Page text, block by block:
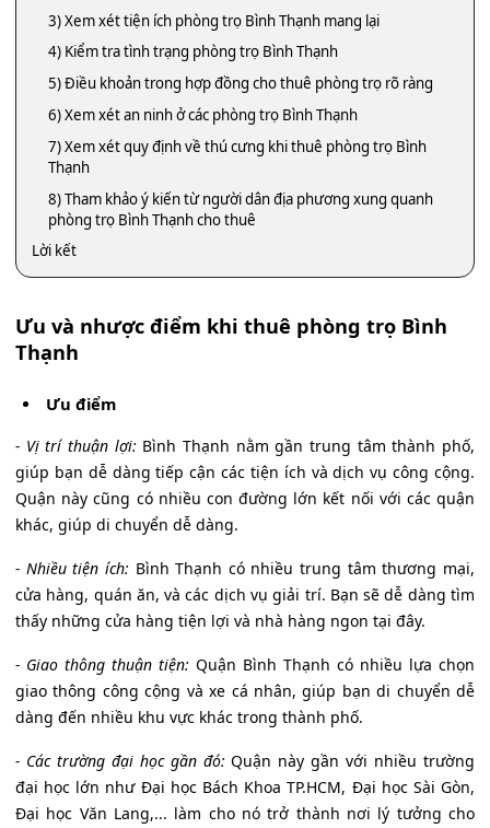
3) Xem xét tiện ích phòng trọ Bình Thạnh mang lại
4) Kiểm tra tình trạng phòng trọ Bình Thạnh
5) Điều khoản trong hợp đồng cho thuê phòng trọ rõ ràng
6) Xem xét an ninh ở các phòng trọ Bình Thạnh
7) Xem xét quy định về thú cưng khi thuê phòng trọ Bình
Thạnh
8) Tham khảo ý kiến từ người dân địa phương xung quanh
phòng trọ Bình Thạnh cho thuê
Lời kết
Ưu và nhược điểm khi thuê phòng trọ Bình
Thạnh
Ưu điểm
- Vị trí thuận lợi: Bình Thạnh nằm gần trung tâm thành phố,
giúp bạn dễ dàng tiếp cận các tiện ích và dịch vụ công cộng.
Quận này cũng có nhiều con đường lớn kết nối với các quận
khác, giúp di chuyển dễ dàng.
- Nhiều tiện ích: Bình Thạnh có nhiều trung tâm thương mại,
cửa hàng, quán ăn, và các dịch vụ giải trí. Bạn sẽ dễ dàng tìm
thấy những cửa hàng tiện lợi và nhà hàng ngon tại đây.
- Giao thông thuận tiện: Quận Bình Thạnh có nhiều lựa chọn
giao thông công cộng và xe cá nhân, giúp bạn di chuyển dễ
dàng đến nhiều khu vực khác trong thành phố.
- Các trường đại học gần đó: Quận này gần với nhiều trường
đại học lớn như Đại học Bách Khoa TP.HCM, Đại học Sài Gòn,
Đại học Văn Lang,... làm cho nó trở thành nơi lý tưởng cho